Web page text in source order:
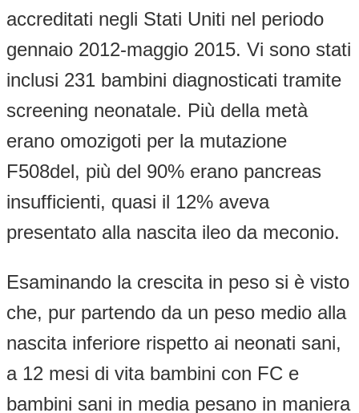
accreditati negli Stati Uniti nel periodo
gennaio 2012-maggio 2015. Vi sono stati
inclusi 231 bambini diagnosticati tramite
screening neonatale. Più della metà
erano omozigoti per la mutazione
F508del, più del 90% erano pancreas
insufficienti, quasi il 12% aveva
presentato alla nascita ileo da meconio.
Esaminando la crescita in peso si è visto
che, pur partendo da un peso medio alla
nascita inferiore rispetto ai neonati sani,
a 12 mesi di vita bambini con FC e
bambini sani in media pesano in maniera